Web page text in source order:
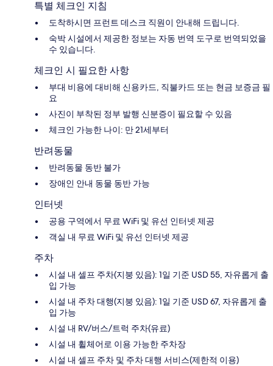
특별 체크인 지침
도착하시면 프런트 데스크 직원이 안내해 드립니다.
숙박 시설에서 제공한 정보는 자동 번역 도구로 번역되었을
수 있습니다.
체크인 시 필요한 사항
부대 비용에 대비해 신용카드, 직불카드 또는 현금 보증금 필
요
사진이 부착된 정부 발행 신분증이 필요할 수 있음
체크인 가능한 나이: 만 21세부터
반려동물
반려동물 동반 불가
장애인 안내 동물 동반 가능
인터넷
공용 구역에서 무료 WiFi 및 유선 인터넷 제공
객실 내 무료 WiFi 및 유선 인터넷 제공
주차
시설 내 셀프 주차(지붕 있음): 1일 기준 USD 55, 자유롭게 출
입 가능
시설 내 주차 대행(지붕 있음): 1일 기준 USD 67, 자유롭게 출
입 가능
시설 내 RV/버스/트럭 주차(유료)
시설 내 휠체어로 이용 가능한 주차장
시설 내 셀프 주차 및 주차 대행 서비스(제한적 이용)